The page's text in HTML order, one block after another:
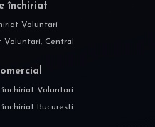
închiriat
Voluntari
Central
închiriat Voluntari
Bucuresti